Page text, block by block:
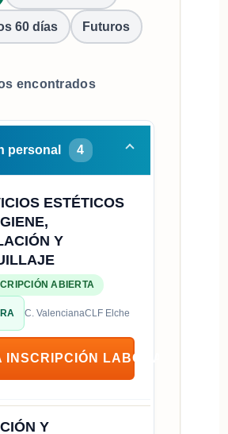
60 días Futuros
encontrados
personal 4
ESTÉTICOS
Y
ABIERTA
C. ValencianaCLF Elche
INSCRIPCIÓN LABORA
Y